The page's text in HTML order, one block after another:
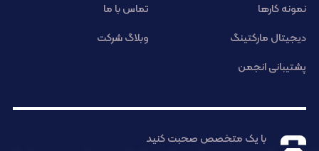
نمونه کارها
تماس با ما
دیجیتال مارکتینگ
وبلاگ شرکت
پشتیبانی انجمن
با یک متخصص صحبت کنید